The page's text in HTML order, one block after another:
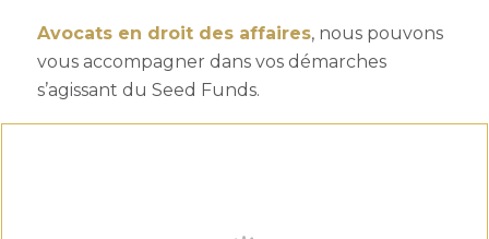
Avocats en droit des affaires, nous pouvons
vous accompagner dans vos démarches
s’agissant du Seed Funds.